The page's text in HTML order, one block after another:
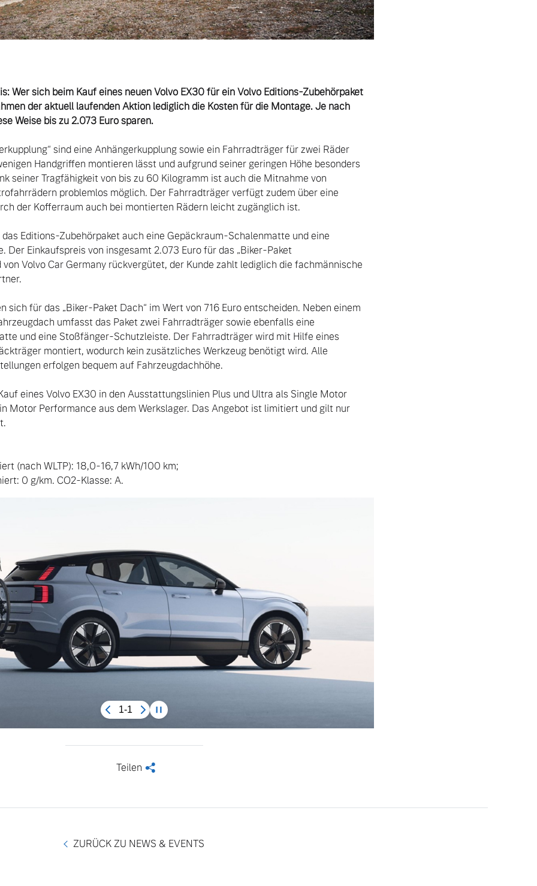
Wer sich beim Kauf eines neuen Volvo EX30 für ein Volvo Editions-Zubehörpaket
der aktuell laufenden Aktion lediglich die Kosten für die Montage. Je nach
Weise bis zu 2.073 Euro sparen.
sind eine Anhängerkupplung sowie ein Fahrradträger für zwei Räder
Handgriffen montieren lässt und aufgrund seiner geringen Höhe besonders
seiner Tragfähigkeit von bis zu 60 Kilogramm ist auch die Mitnahme von
problemlos möglich. Der Fahrradträger verfügt zudem über eine
der Kofferraum auch bei montierten Rädern leicht zugänglich ist.
Editions-Zubehörpaket auch eine Gepäckraum-Schalenmatte und eine
Der Einkaufspreis von insgesamt 2.073 Euro für das „Biker-Paket
von Volvo Car Germany rückvergütet, der Kunde zahlt lediglich die fachmännische
sich für das „Biker-Paket Dach“ im Wert von 716 Euro entscheiden. Neben einem
umfasst das Paket zwei Fahrradträger sowie ebenfalls eine
und eine Stoßfänger-Schutzleiste. Der Fahrradträger wird mit Hilfe eines
montiert, wodurch kein zusätzliches Werkzeug benötigt wird. Alle
erfolgen bequem auf Fahrzeugdachhöhe.
eines Volvo EX30 in den Ausstattungslinien Plus und Ultra als Single Motor
Motor Performance aus dem Werkslager. Das Angebot ist limitiert und gilt nur
(nach WLTP): 18,0-16,7 kWh/100 km;
0 g/km. CO2-Klasse: A.
1-1
Teilen <
ZURÜCK ZU NEWS & EVENTS